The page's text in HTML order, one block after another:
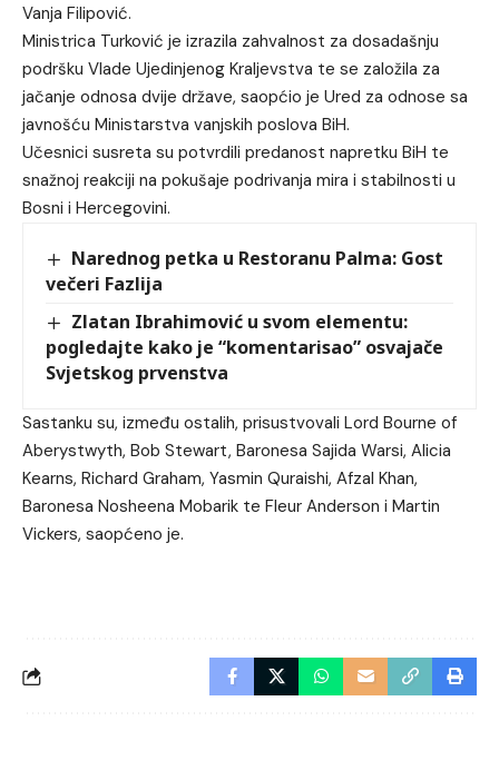
Vanja Filipović.
Ministrica Turković je izrazila zahvalnost za dosadašnju
podršku Vlade Ujedinjenog Kraljevstva te se založila za
jačanje odnosa dvije države, saopćio je Ured za odnose sa
javnošću Ministarstva vanjskih poslova BiH.
Učesnici susreta su potvrdili predanost napretku BiH te
snažnoj reakciji na pokušaje podrivanja mira i stabilnosti u
Bosni i Hercegovini.
Narednog petka u Restoranu Palma: Gost
večeri Fazlija
Zlatan Ibrahimović u svom elementu:
pogledajte kako je “komentarisao” osvajače
Svjetskog prvenstva
Sastanku su, između ostalih, prisustvovali Lord Bourne of
Aberystwyth, Bob Stewart, Baronesa Sajida Warsi, Alicia
Kearns, Richard Graham, Yasmin Quraishi, Afzal Khan,
Baronesa Nosheena Mobarik te Fleur Anderson i Martin
Vickers, saopćeno je.